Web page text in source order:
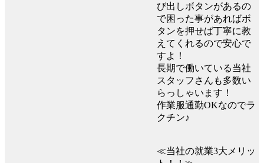
び出しボタンがあるの
で困った事があればボ
タンを押せば丁寧に教
えてくれるので安心で
すよ！
長期で働いている当社
スタッフさんも多数い
らっしゃいます！
作業服通勤OKなのでラ
クチン♪
≪当社の就業3大メリッ